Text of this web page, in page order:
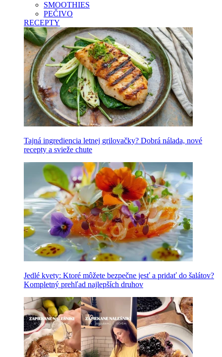
SMOOTHIES
PEČIVO
RECEPTY
Tajná ingrediencia letnej grilovačky? Dobrá nálada, nové
recepty a svieže chute
Jedlé kvety: Ktoré môžete bezpečne jesť a pridať do šalátov?
Kompletný prehľad najlepších druhov